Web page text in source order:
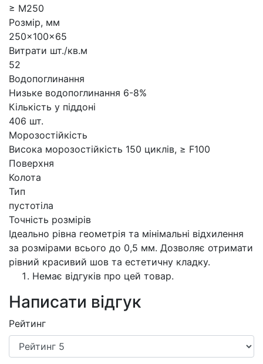
≥ М250
Розмір, мм
250x100x65
Витрати шт./кв.м
52
Водопоглинання
Низьке водопоглинання 6-8%
Кількість у піддоні
406 шт.
Морозостійкість
Висока морозостійкість 150 циклів, ≥ F100
Поверхня
Колота
Тип
пустотіла
Точність розмірів
Ідеально рівна геометрія та мінімальні відхилення
за розмірами всього до 0,5 мм. Дозволяє отримати
рівний красивий шов та естетичну кладку.
Немає відгуків про цей товар.
Написати відгук
Рейтинг